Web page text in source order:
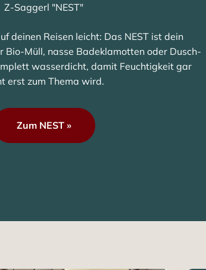
Z-Saggerl "NEST"
deinen Reisen leicht: Das NEST ist dein
Bio-Müll, nasse Badeklamotten oder Dusch-
wasserdicht, damit Feuchtigkeit gar
erst zum Thema wird.
Zum NEST »